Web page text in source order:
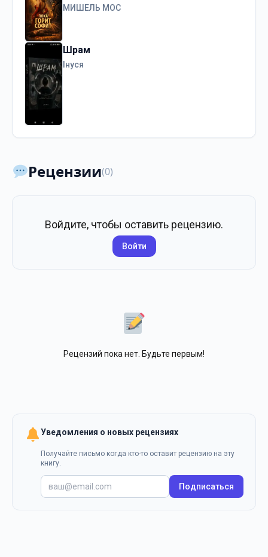
МИШЕЛЬ МОС
Шрам
Інуся
Рецензии(0)
Войдите, чтобы оставить рецензию.
Войти
Рецензий пока нет. Будьте первым!
Уведомления о новых рецензиях
Получайте письмо когда кто-то оставит рецензию на эту
книгу.
Подписаться